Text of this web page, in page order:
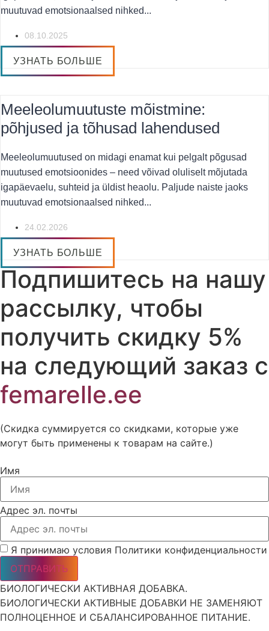
muutuvad emotsionaalsed nihked...
08.10.2025
УЗНАТЬ БОЛЬШЕ
Meeleolumuutuste mõistmine:
põhjused ja tõhusad lahendused
Meeleolumuutused on midagi enamat kui pelgalt põgusad
muutused emotsioonides – need võivad oluliselt mõjutada
igapäevaelu, suhteid ja üldist heaolu. Paljude naiste jaoks
muutuvad emotsionaalsed nihked...
24.02.2026
УЗНАТЬ БОЛЬШЕ
Подпишитесь на нашу
рассылку, чтобы
получить скидку 5%
на следующий заказ с
femarelle.ee
(Скидка суммируется со скидками, которые уже
могут быть применены к товарам на сайте.)
Имя
Адрес эл. почты
Я принимаю условия Политики конфиденциальности
ОТПРАВИТЬ
БИОЛОГИЧЕСКИ АКТИВНАЯ ДОБАВКА.
БИОЛОГИЧЕСКИ АКТИВНЫЕ ДОБАВКИ НЕ ЗАМЕНЯЮТ
ПОЛНОЦЕННОЕ И СБАЛАНСИРОВАННОЕ ПИТАНИЕ.